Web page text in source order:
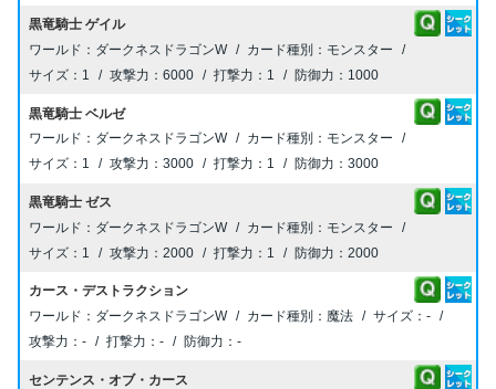
黒竜騎士 ゲイル
ダークネスドラゴンW
モンスター
1
6000 1 1000
黒竜騎士 ベルゼ
ダークネスドラゴンW
モンスター
1
3000 1 3000
黒竜騎士 ゼス
ダークネスドラゴンW
モンスター
1
2000 1 2000
カース・デストラクション
ダークネスドラゴンW
魔法
-
-
- -
センテンス・オブ・カース